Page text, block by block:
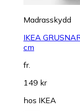
Madrasskydd
IKEA
cm
fr.
149 kr
hos IKEA